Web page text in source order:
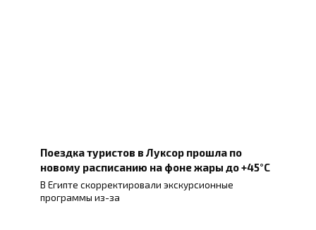
Поездка туристов в Луксор прошла по
новому расписанию на фоне жары до +45°C
В Египте скорректировали экскурсионные
программы из-за